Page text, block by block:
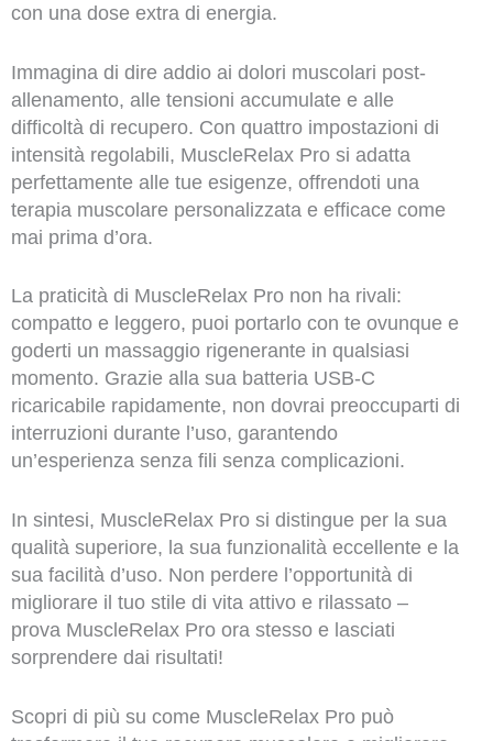
con una dose extra di energia.
Immagina di dire addio ai dolori muscolari post-
allenamento, alle tensioni accumulate e alle
difficoltà di recupero. Con quattro impostazioni di
intensità regolabili, MuscleRelax Pro si adatta
perfettamente alle tue esigenze, offrendoti una
terapia muscolare personalizzata e efficace come
mai prima d’ora.
La praticità di MuscleRelax Pro non ha rivali:
compatto e leggero, puoi portarlo con te ovunque e
goderti un massaggio rigenerante in qualsiasi
momento. Grazie alla sua batteria USB-C
ricaricabile rapidamente, non dovrai preoccuparti di
interruzioni durante l’uso, garantendo
un’esperienza senza fili senza complicazioni.
In sintesi, MuscleRelax Pro si distingue per la sua
qualità superiore, la sua funzionalità eccellente e la
sua facilità d’uso. Non perdere l’opportunità di
migliorare il tuo stile di vita attivo e rilassato –
prova MuscleRelax Pro ora stesso e lasciati
sorprendere dai risultati!
Scopri di più su come MuscleRelax Pro può